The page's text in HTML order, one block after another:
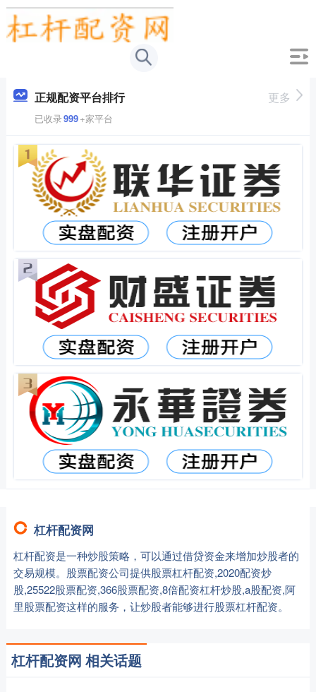
正规配资平台排行
已收录999+家平台
更多
杠杆配资网
杠杆配资是一种炒股策略，可以通过借贷资金来增加炒股者的
交易规模。股票配资公司提供股票杠杆配资,2020配资炒
股,25522股票配资,366股票配资,8倍配资杠杆炒股,a股配资,阿
里股票配资这样的服务，让炒股者能够进行股票杠杆配资。
杠杆配资网 相关话题